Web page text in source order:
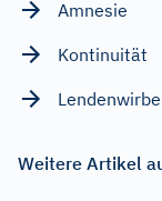
Amnesie
Kontinuität
Weitere Artikel